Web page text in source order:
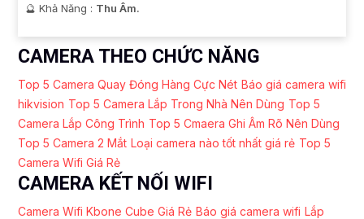
️🔮 Khả Năng : Thu Âm.
CAMERA THEO CHỨC NĂNG
Top 5 Camera Quay Đóng Hàng Cực Nét Báo giá camera wifi
hikvision Top 5 Camera Lắp Trong Nhà Nên Dùng Top 5
Camera Lắp Công Trình Top 5 Cmaera Ghi Âm Rõ Nên Dùng
Top 5 Camera 2 Mắt Loại camera nào tốt nhất giá rẻ Top 5
Camera Wifi Giá Rẻ
CAMERA KẾT NỐI WIFI
Camera Wifi Kbone Cube Giá Rẻ Báo giá camera wifi Lắp